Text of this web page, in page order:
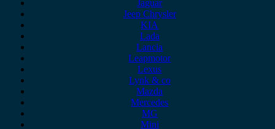
Jaguar
Jeep Chrysler
KIA
Lada
Lancia
Leapmotor
Lexus
Lynk & co
Mazda
Mercedes
MG
Mini